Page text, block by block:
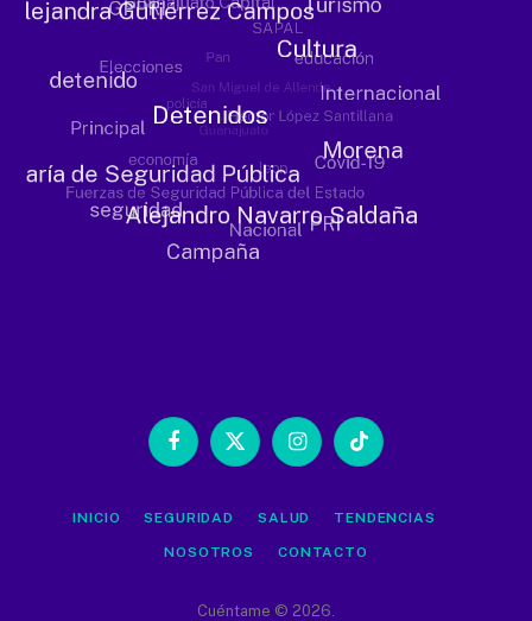
Facebook
X
InstagramTikTok
INICIO SEGURIDAD SALUD TENDENCIAS
NOSOTROS CONTACTO
Cuéntame © 2026.